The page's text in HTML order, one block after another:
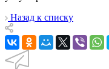
Назад к списку